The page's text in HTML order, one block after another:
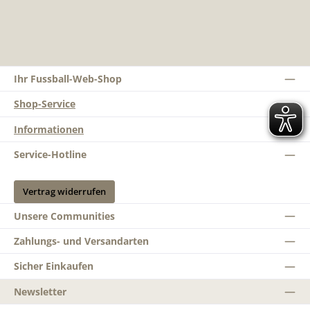
Ihr Fussball-Web-Shop
Shop-Service
Informationen
Service-Hotline
Vertrag widerrufen
Unsere Communities
Zahlungs- und Versandarten
Sicher Einkaufen
Newsletter